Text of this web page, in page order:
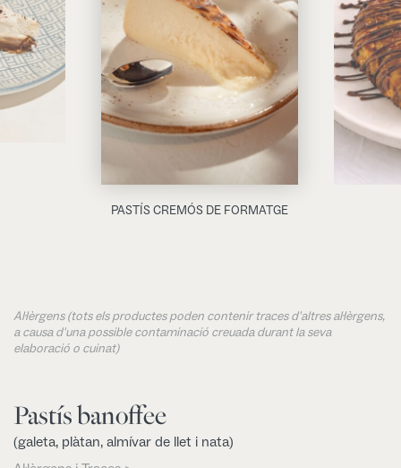
PASTÍS CREMÓS DE FORMATGE
Al·lèrgens (tots els productes poden contenir traces d'altres al·lèrgens,
a causa d'una possible contaminació creuada durant la seva
elaboració o cuinat)
Pastís banoffee
(galeta, plàtan, almívar de llet i nata)